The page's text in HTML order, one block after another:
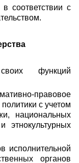
соответствии с
функций
правовое
с учетом
национальных
этнокультурных
исполнительной
органов